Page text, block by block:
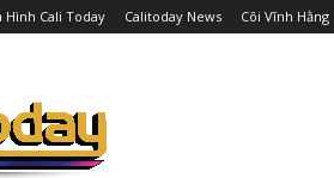
Hình Cali Today Calitoday News Cõi Vĩnh Hằng